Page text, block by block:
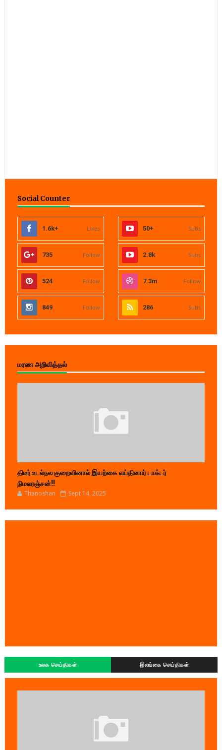
Social Counter
1.6k+ Likes 50+ Subs
735 Follow 2.8k Subs
524 Follow 7.3m Follow
849 Follow 286 Subs
மரண அறிவித்தல்
திடீர் உடல்நல குறைவினால் இயற்கை எய்தினார் டாக்டர்
நிமலரஞ்சன்!!
Thanoshan Sept 14, 2025
உலக செய்திகள் இலங்கை செய்திகள்